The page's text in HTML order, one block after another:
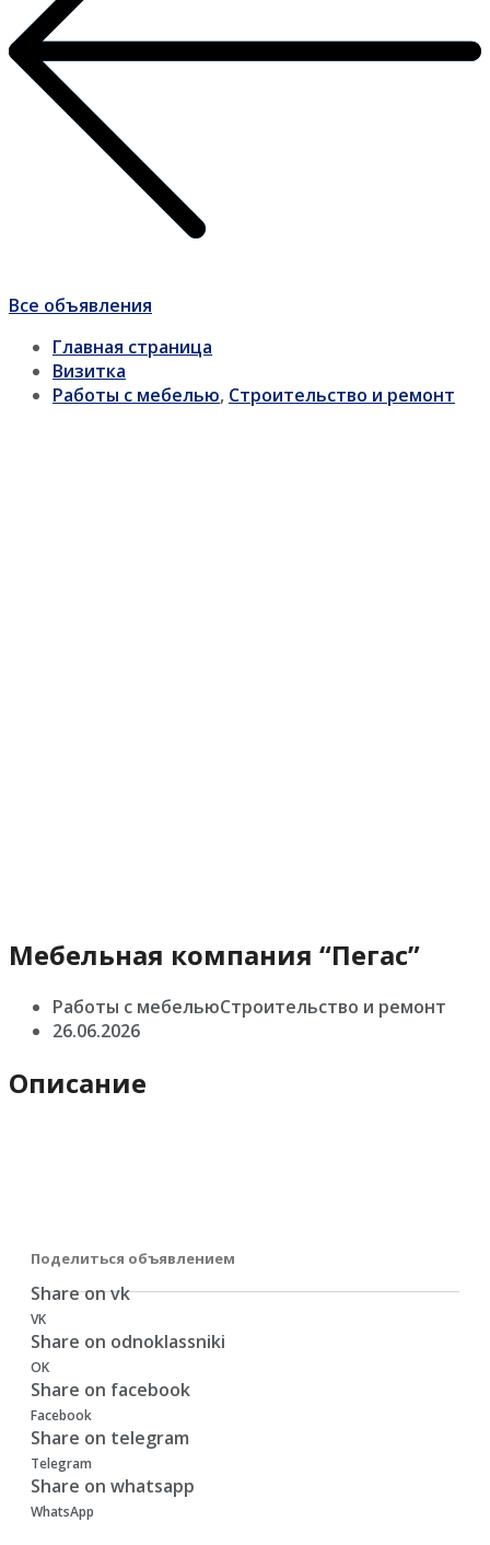
Все объявления
Главная страница
Визитка
Работы с мебелью, Строительство и ремонт
Мебельная компания “Пегас”
Работы с мебельюСтроительство и ремонт
26.06.2026
Описание
Поделиться объявлением
Share on vk
VK
Share on odnoklassniki
OK
Share on facebook
Facebook
Share on telegram
Telegram
Share on whatsapp
WhatsApp